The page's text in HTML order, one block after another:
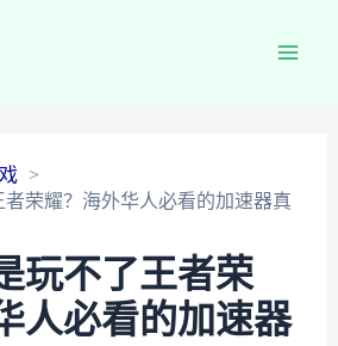
荣耀？海外华人必看的加速器真
玩不了王者荣
人必看的加速器